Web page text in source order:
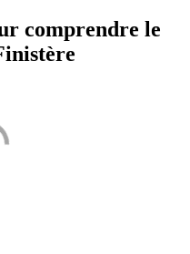
comprendre le